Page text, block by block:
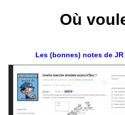
Où
Les (bonnes) notes de JR